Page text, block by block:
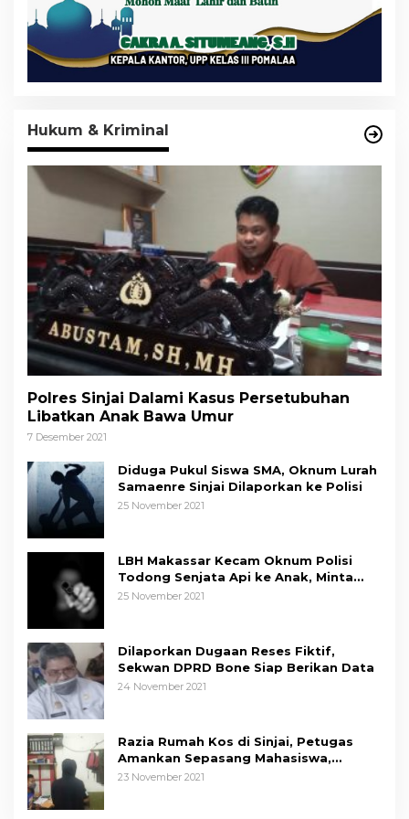
Hukum & Kriminal
Polres Sinjai Dalami Kasus Persetubuhan
Libatkan Anak Bawa Umur
7 Desember 2021
Diduga Pukul Siswa SMA, Oknum Lurah
Samaenre Sinjai Dilaporkan ke Polisi
25 November 2021
LBH Makassar Kecam Oknum Polisi
Todong Senjata Api ke Anak, Minta
Kapolda Sulsel Tindak Tegas
25 November 2021
Dilaporkan Dugaan Reses Fiktif,
Sekwan DPRD Bone Siap Berikan Data
24 November 2021
Razia Rumah Kos di Sinjai, Petugas
Amankan Sepasang Mahasiswa,
Mengaku Berpacaran
23 November 2021